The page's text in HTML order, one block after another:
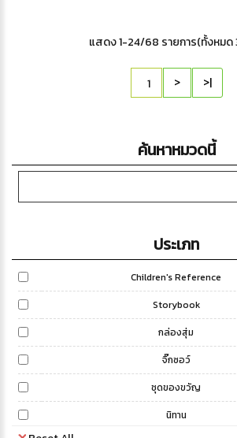
แสดง 1-24/68 รายการ(ทั้งหมด
> >|
ค้นหาหมวดนี้
ประเภท
Children's Reference
Storybook
กล่องสุ่ม
จิ๊กซอว์
ชุดของขวัญ
นิทาน